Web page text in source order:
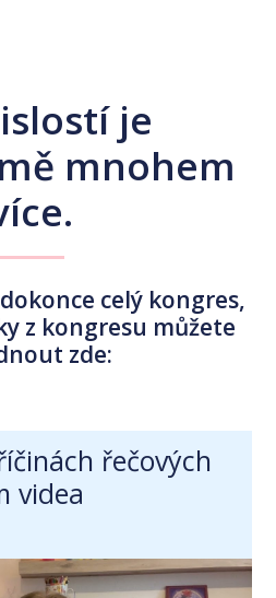
je
mnohem
celý kongres,
z kongresu můžete
zde:
řečových
videa